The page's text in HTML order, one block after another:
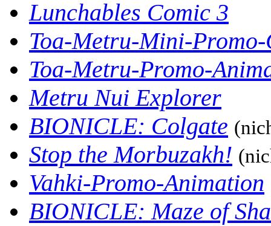
Lunchables Comic 3
Toa-Metru-Mini-
Toa-Metru-Promo-
Metru Nui Explorer
BIONICLE: Colgate
Stop the Morbuzakh!
Vahki-Promo-Animation
BIONICLE: Maze of